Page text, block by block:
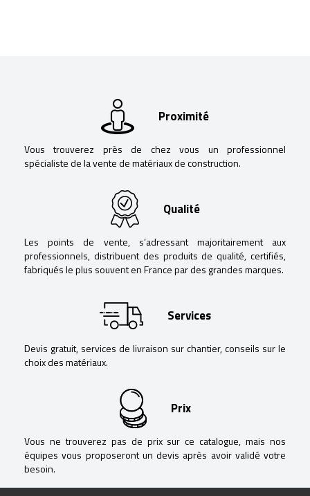
Proximité
Vous trouverez près de chez vous un professionnel
spécialiste de la vente de matériaux de construction.
Qualité
Les points de vente, s’adressant majoritairement aux
professionnels, distribuent des produits de qualité, certifiés,
fabriqués le plus souvent en France par des grandes marques.
Services
Devis gratuit, services de livraison sur chantier, conseils sur le
choix des matériaux.
Prix
Vous ne trouverez pas de prix sur ce catalogue, mais nos
équipes vous proposeront un devis après avoir validé votre
besoin.